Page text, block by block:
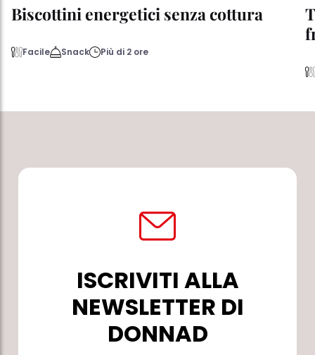
Biscottini energetici senza cottura
Facile Snack Più di 2 ore
ISCRIVITI ALLA
NEWSLETTER DI
DONNAD